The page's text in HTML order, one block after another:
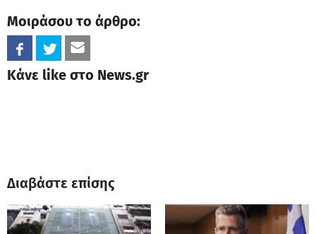
Μοιράσου το άρθρο:
Κάνε like στο News.gr
Διαβάστε επίσης